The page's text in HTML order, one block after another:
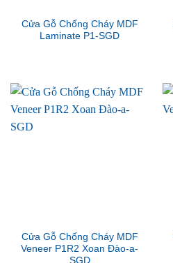
Cửa Gỗ Chống Cháy MDF
Laminate P1-SGD
Cửa Gỗ Chống Cháy MDF
Veneer P1R2 Xoan Đào-a-
SGD